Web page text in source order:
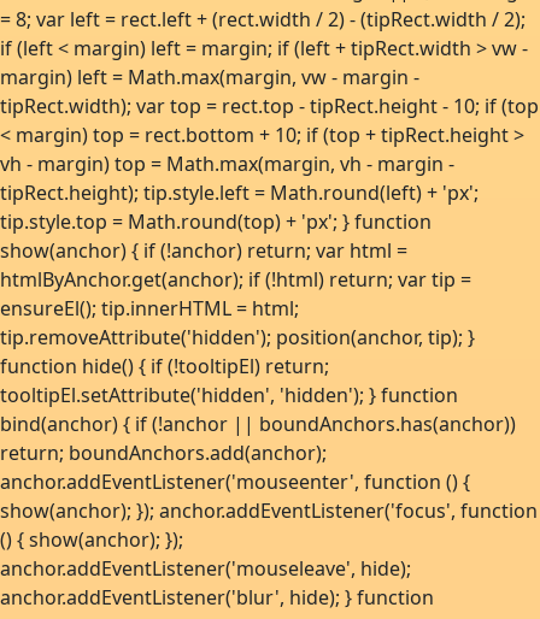
= 8; var left = rect.left + (rect.width / 2) - (tipRect.width / 2);
if (left < margin) left = margin; if (left + tipRect.width > vw -
margin) left = Math.max(margin, vw - margin -
tipRect.width); var top = rect.top - tipRect.height - 10; if (top
< margin) top = rect.bottom + 10; if (top + tipRect.height >
vh - margin) top = Math.max(margin, vh - margin -
tipRect.height); tip.style.left = Math.round(left) + 'px';
tip.style.top = Math.round(top) + 'px'; } function
show(anchor) { if (!anchor) return; var html =
htmlByAnchor.get(anchor); if (!html) return; var tip =
ensureEl(); tip.innerHTML = html;
tip.removeAttribute('hidden'); position(anchor, tip); }
function hide() { if (!tooltipEl) return;
tooltipEl.setAttribute('hidden', 'hidden'); } function
bind(anchor) { if (!anchor || boundAnchors.has(anchor))
return; boundAnchors.add(anchor);
anchor.addEventListener('mouseenter', function () {
show(anchor); }); anchor.addEventListener('focus', function
() { show(anchor); });
anchor.addEventListener('mouseleave', hide);
anchor.addEventListener('blur', hide); } function